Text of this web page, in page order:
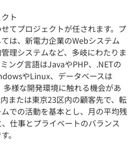
ト
てプロジェクトが任されます。プ
は、新電力企業のWebシステム
理システムなど、多岐にわたりま
ング言語はJavaやPHP、.NETの
やLinux、データベースは
様な開発環境に触れる機会があ
または東京23区内の顧客先で、転
での活動を基本とし、月の平均残
仕事とプライベートのバランス
。